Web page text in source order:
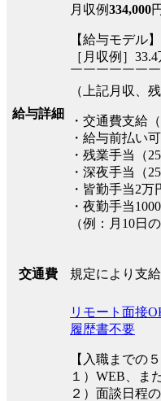
給与詳細
月収例334,000円
【給与モデル】
［月収例］
￣￣￣￣￣￣
（上記月収、
・交通費支給
・給与前払い
・残業手当（
・深夜手当（
・皆勤手当2万
・夜勤手当
（例：月10日
交通費 規定により支給
リモート面接
履歴書不要
【入職までの５
１）WEB、ま
２）面談日程